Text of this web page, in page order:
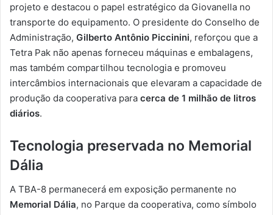
projeto e destacou o papel estratégico da Giovanella no
transporte do equipamento. O presidente do Conselho de
Administração, Gilberto Antônio Piccinini, reforçou que a
Tetra Pak não apenas forneceu máquinas e embalagens,
mas também compartilhou tecnologia e promoveu
intercâmbios internacionais que elevaram a capacidade de
produção da cooperativa para cerca de 1 milhão de litros
diários.
Tecnologia preservada no Memorial
Dália
A TBA-8 permanecerá em exposição permanente no
Memorial Dália, no Parque da cooperativa, como símbolo